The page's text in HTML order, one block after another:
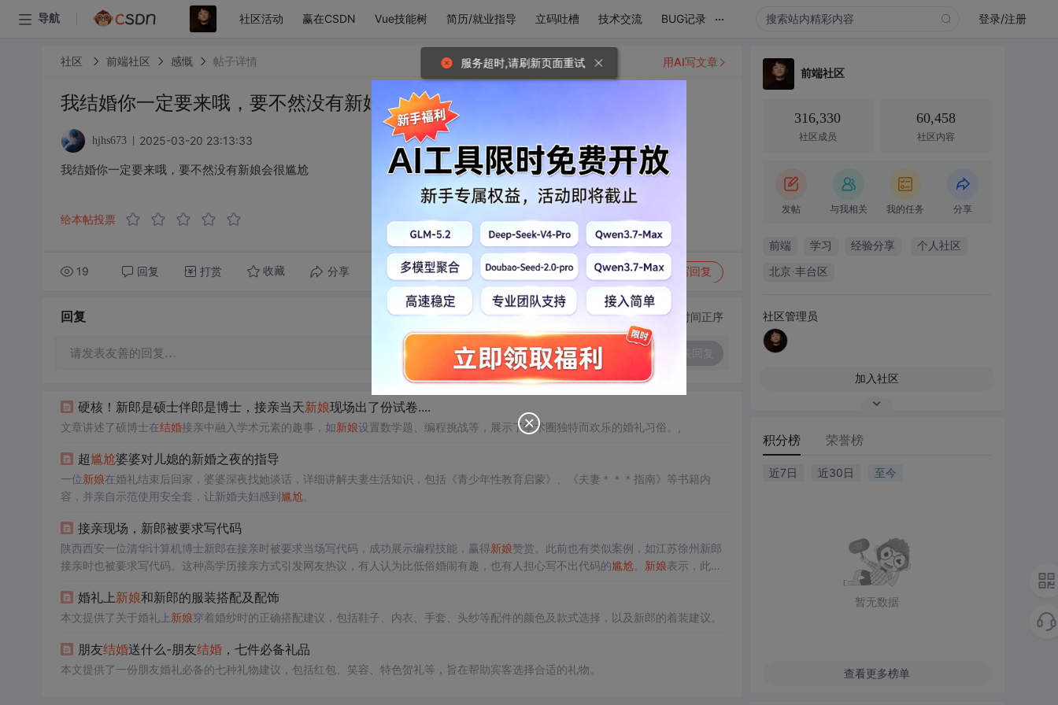
导航 社区活动 赢在CSDN Vue技能树 简历/就业指导 立码吐槽 技术交流 BUG记录 ... 登录/注册
社区 前端社区 感慨 帖子详情
我结婚你一定要来哦，要不然没有新娘会很尴尬
hjhs673 2025-03-20 23:13:33
我结婚你一定要来哦，要不然没有新娘会很尴尬
给本帖投票
19 回复 打赏 收藏 分享 转发到动态 举报 写回复
用AI写文章
回复 切换为时间正序
请发表友善的回复…
硬核！新郎是硕士伴郎是博士，接亲当天新娘现场出了份试卷....
文章讲述了硕博士在结婚接亲中融入学术元素的趣事，如新娘设置数学题、编程挑战等，展示了学术圈独特而欢乐的婚礼习俗。,
超尴尬婆婆对儿媳的新婚之夜的指导
一位新娘在婚礼结束后回家，婆婆深夜找她谈话，详细讲解夫妻生活知识，包括《青少年性教育启蒙》、《夫妻＊＊＊指南》等书籍内
容，并亲自示范使用安全套，让新婚夫妇感到尴尬。
接亲现场，新郎被要求写代码
陕西西安一位清华计算机博士新郎在接亲时被要求当场写代码，成功展示编程技能，赢得新娘赞赏。此前也有类似案例，如江苏徐州新郎
接亲时也被要求写代码。这种高学历接亲方式引发网友热议，有人认为比低俗婚闹有趣，也有人担心写不出代码的尴尬。 新娘表示，此举
婚礼上新娘和新郎的服装搭配及配饰
本文提供了关于婚礼上新娘穿着婚纱时的正确搭配建议，包括鞋子、内衣、手套、头纱等配件的颜色及款式选择，以及新郎的着装建议。
朋友结婚送什么-朋友结婚，七件必备礼品
本文提供了一份朋友婚礼必备的七种礼物建议，包括红包、笑容、特色贺礼等，旨在帮助宾客选择合适的礼物。
前端社区
316,330
社区成员
60,458
社区内容
发帖 与我相关 我的任务 分享
前端 学习 经验分享 个人社区
北京·丰台区
社区管理员
加入社区
积分榜 荣誉榜
近7日 近30日 至今
暂无数据
查看更多榜单
服务超时,请刷新页面重试